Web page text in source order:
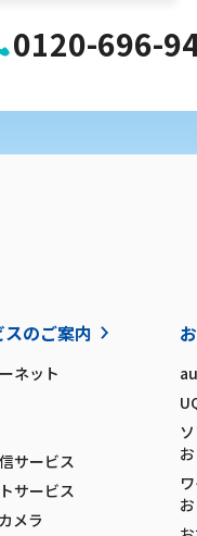
0120-696-
のご案内
ネット
サービス
サービス
メラ